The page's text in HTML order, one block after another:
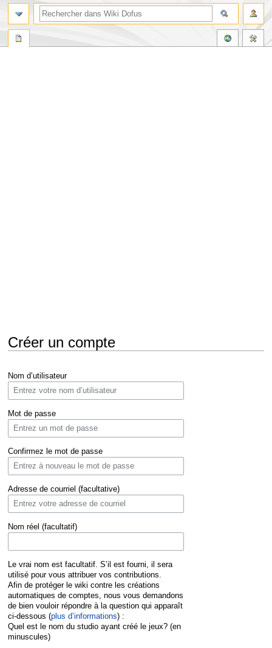
Créer un compte
à
navigation
à
recherche
Nom d’utilisateur
Mot de passe
Confirmez le mot de passe
Adresse de courriel (facultative)
Nom réel (facultatif)
Le vrai nom est facultatif. S’il est fourni, il sera
utilisé pour vous attribuer vos contributions.
Afin de protéger le wiki contre les créations
automatiques de comptes, nous vous demandons
de bien vouloir répondre à la question qui apparaît
ci-dessous (plus d’informations) :
Quel est le nom du studio ayant créé le jeux? (en
minuscules)